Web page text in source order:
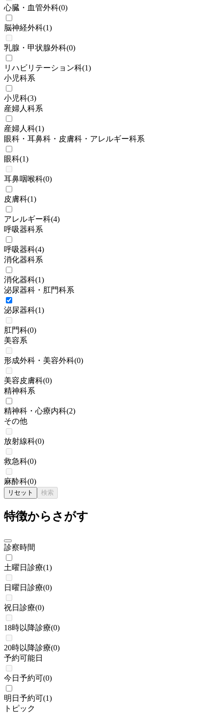
心臓・血管外科(0)
脳神経外科(1)
乳腺・甲状腺外科(0)
リハビリテーション科(1)
小児科系
小児科(3)
産婦人科系
産婦人科(1)
眼科・耳鼻科・皮膚科・アレルギー科系
眼科(1)
耳鼻咽喉科(0)
皮膚科(1)
アレルギー科(4)
呼吸器科系
呼吸器科(4)
消化器科系
消化器科(1)
泌尿器科・肛門科系
泌尿器科(1)
肛門科(0)
美容系
形成外科・美容外科(0)
美容皮膚科(0)
精神科系
精神科・心療内科(2)
その他
放射線科(0)
救急科(0)
麻酔科(0)
リセット 検索
特徴からさがす
診察時間
土曜日診療(1)
日曜日診療(0)
祝日診療(0)
18時以降診療(0)
20時以降診療(0)
予約可能日
今日予約可(0)
明日予約可(1)
トピック